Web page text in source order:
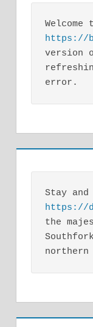
https://
version
error.
https://
the
northern